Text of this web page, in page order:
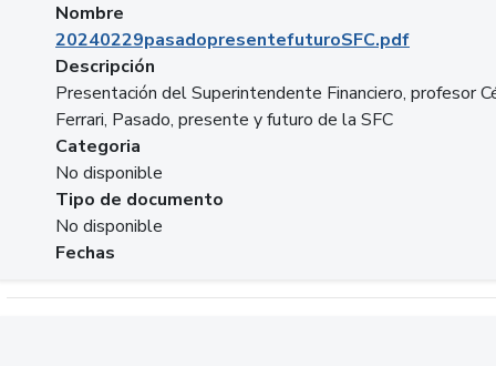
Nombre
20240229pasadopresentefuturoSFC.pdf
Descripción
Presentación del Superintendente Financiero, profesor
Ferrari, Pasado, presente y futuro de la SFC
Categoria
No disponible
Tipo de documento
No disponible
Fechas